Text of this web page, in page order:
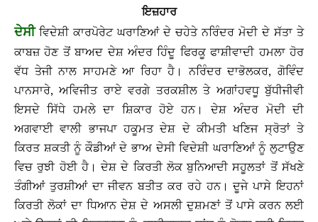
ਇਜ਼ਹਾਰ
ਦੇਸੀਵਿਦੇਸ਼ੀ ਕਾਰਪੋਰੇਟ ਘਰਾਣਿਆਂ ਦੇ ਚਹੇਤੇ ਨਰਿੰਦਰ ਮੋਦੀ ਦੇ ਸੱਤਾ ਤੇ
ਕਾਬਜ਼ ਹੋਣ ਤੋਂ ਬਾਅਦ ਦੇਸ਼ ਅੰਦਰ ਹਿੰਦੂ ਫਿਰਕੂ ਫਾਸ਼ੀਵਾਦੀ ਹਮਲਾ ਹੋਰ
ਵੱਧ ਤੇਜੀ ਨਾਲ ਸਾਹਮਣੇ ਆ ਰਿਹਾ ਹੈ। ਨਰਿੰਦਰ ਦਾਭੋਲਕਰ, ਗੋਵਿੰਦ
ਪਾਨਸਾਰੇ, ਅਵਿਜੀਤ ਰਾਏ ਵਰਗੇ ਤਰਕਸ਼ੀਲ ਤੇ ਅਗਾਂਹਵਧੂ ਬੁੱਧੀਜੀਵੀ
ਇਸਦੇ ਸਿੱਧੇ ਹਮਲੇ ਦਾ ਸ਼ਿਕਾਰ ਹੋਏ ਹਨ। ਦੇਸ਼ ਅੰਦਰ ਮੋਦੀ ਦੀ
ਅਗਵਾਈ ਵਾਲੀ ਭਾਜਪਾ ਹਕੂਮਤ ਦੇਸ਼ ਦੇ ਕੀਮਤੀ ਖਣਿਜ ਸ੍ਰੋਤਾਂ ਤੇ
ਕਿਰਤ ਸ਼ਕਤੀ ਨੂੰ ਕੌਡੀਆਂ ਦੇ ਭਾਅ ਦੇਸੀ ਵਿਦੇਸ਼ੀ ਘਰਾਣਿਆਂ ਨੂੰ ਲੁਟਾਉਣ
ਵਿਚ ਰੁਝੀ ਹੋਈ ਹੈ। ਦੇਸ਼ ਦੇ ਕਿਰਤੀ ਲੋਕ ਬੁਨਿਆਦੀ ਸਹੂਲਤਾਂ ਤੋਂ ਸੱਖਣੇ
ਤੰਗੀਆਂ ਤੁਰਸ਼ੀਆਂ ਦਾ ਜੀਵਨ ਬਤੀਤ ਕਰ ਰਹੇ ਹਨ। ਦੂਜੇ ਪਾਸੇ ਇਹਨਾਂ
ਕਿਰਤੀ ਲੋਕਾਂ ਦਾ ਧਿਆਨ ਦੇਸ਼ ਦੇ ਅਸਲੀ ਦੁਸ਼ਮਣਾਂ ਤੋਂ ਪਾਸੇ ਕਰਨ ਲਈ